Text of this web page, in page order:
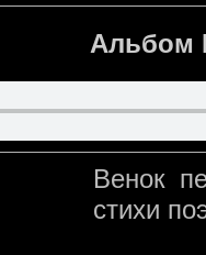
Альбом
Венок
стихи